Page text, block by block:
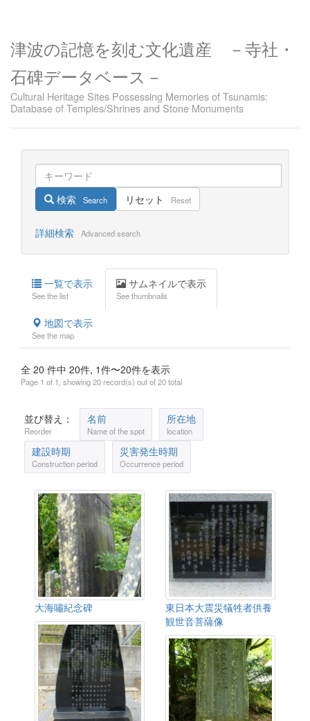
津波の記憶を刻む文化遺産 －寺社・
石碑データベース－
Cultural Heritage Sites Possessing Memories of Tsunamis:
Database of Temples/Shrines and Stone Monuments
検索 Search リセット Reset
詳細検索 Advanced search
一覧で表示
See the list
サムネイルで表示
See thumbnails
地図で表示
See the map
全 20 件中 20件, 1件〜20件を表示
Page 1 of 1, showing 20 record(s) out of 20 total
並び替え：
Reorder
名前
Name of the spot
所在地
location
建設時期
Construction period
災害発生時期
Occurrence period
大海嘯紀念碑
東日本大震災犠牲者供養
観世音菩薩像